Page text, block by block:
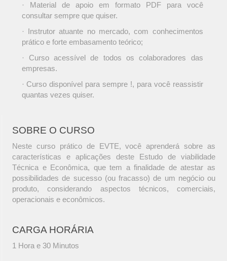
· Material de apoio em formato PDF para você
consultar sempre que quiser.
· Instrutor atuante no mercado, com conhecimentos
prático e forte embasamento teórico;
· Curso acessível de todos os colaboradores das
empresas.
· Curso disponível para sempre !, para você reassistir
quantas vezes quiser.
SOBRE O CURSO
Neste curso prático de EVTE, você aprenderá sobre as
características e aplicações deste Estudo de viabilidade
Técnica e Econômica, que tem a finalidade de atestar as
possibilidades de sucesso (ou fracasso) de um negócio ou
produto, considerando aspectos técnicos, comerciais,
operacionais e econômicos.
CARGA HORÁRIA
1 Hora e 30 Minutos